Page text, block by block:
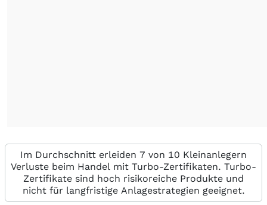
Im Durchschnitt erleiden 7 von 10 Kleinanlegern
Verluste beim Handel mit Turbo-Zertifikaten. Turbo-
Zertifikate sind hoch risikoreiche Produkte und
nicht für langfristige Anlagestrategien geeignet.